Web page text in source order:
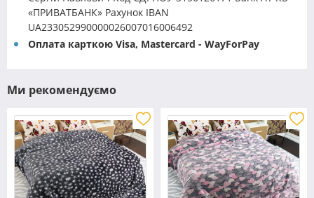
«ПРИВАТБАНК» Рахунок IBAN
UA233052990000026007016006492
Оплата карткою Visa, Mastercard - WayForPay
Ми рекомендуємо